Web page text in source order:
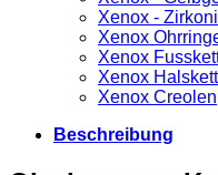
Xenox -
Xenox
Xenox
Xenox
Xenox Creolen
Beschreibung